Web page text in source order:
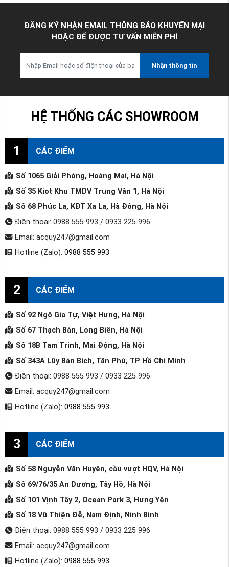
ĐĂNG KÝ NHẬN EMAIL THÔNG BÁO KHUYẾN MẠI
HOẶC ĐỂ ĐƯỢC TƯ VẤN MIỄN PHÍ
Nhận thông tin
HỆ THỐNG CÁC SHOWROOM
1 CÁC ĐIỂM
Số 1065 Giải Phóng, Hoàng Mai, Hà Nội
Số 35 Kiot Khu TMDV Trung Văn 1, Hà Nội
Số 68 Phúc La, KĐT Xa La, Hà Đông, Hà Nội
Điện thoại: 0988 555 993 / 0933 225 996
Email: acquy247@gmail.com
Hotline (Zalo): 0988 555 993
2 CÁC ĐIỂM
Số 92 Ngô Gia Tự, Việt Hưng, Hà Nội
Số 67 Thạch Bàn, Long Biên, Hà Nội
Số 18B Tam Trinh, Mai Động, Hà Nội
Số 343A Lũy Bán Bích, Tân Phú, TP Hồ Chí Minh
Điện thoại: 0988 555 993 / 0933 225 996
Email: acquy247@gmail.com
Hotline (Zalo): 0988 555 993
3 CÁC ĐIỂM
Số 58 Nguyễn Văn Huyên, cầu vượt HQV, Hà Nội
Số 69/76/35 An Dương, Tây Hồ, Hà Nội
Số 101 Vịnh Tây 2, Ocean Park 3, Hưng Yên
Số 18 Vũ Thiện Đễ, Nam Định, Ninh Bình
Điện thoại: 0988 555 993 / 0933 225 996
Email: acquy247@gmail.com
Hotline (Zalo): 0988 555 993